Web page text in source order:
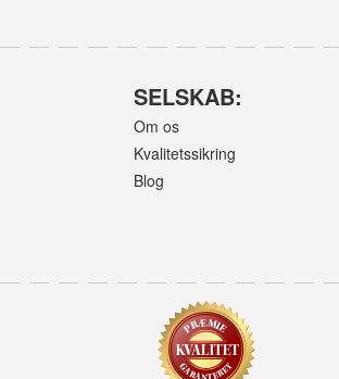
SELSKAB:
Om os
Kvalitetssikring
Blog